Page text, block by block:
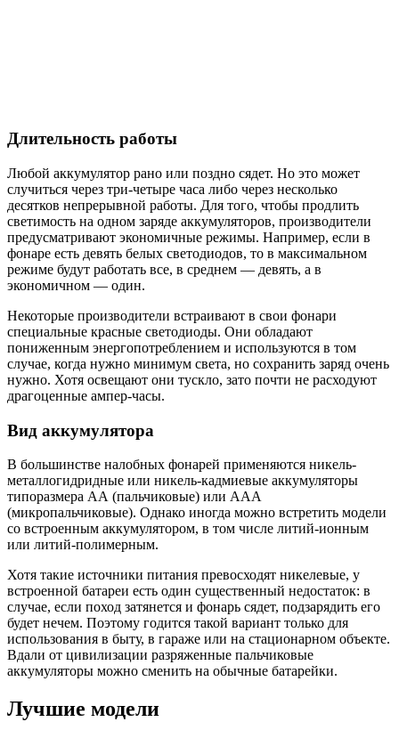
Длительность работы
Любой аккумулятор рано или поздно сядет. Но это может
случиться через три-четыре часа либо через несколько
десятков непрерывной работы. Для того, чтобы продлить
светимость на одном заряде аккумуляторов, производители
предусматривают экономичные режимы. Например, если в
фонаре есть девять белых светодиодов, то в максимальном
режиме будут работать все, в среднем — девять, а в
экономичном — один.
Некоторые производители встраивают в свои фонари
специальные красные светодиоды. Они обладают
пониженным энергопотреблением и используются в том
случае, когда нужно минимум света, но сохранить заряд очень
нужно. Хотя освещают они тускло, зато почти не расходуют
драгоценные ампер-часы.
Вид аккумулятора
В большинстве налобных фонарей применяются никель-
металлогидридные или никель-кадмиевые аккумуляторы
типоразмера АА (пальчиковые) или ААА
(микропальчиковые). Однако иногда можно встретить модели
со встроенным аккумулятором, в том числе литий-ионным
или литий-полимерным.
Хотя такие источники питания превосходят никелевые, у
встроенной батареи есть один существенный недостаток: в
случае, если поход затянется и фонарь сядет, подзарядить его
будет нечем. Поэтому годится такой вариант только для
использования в быту, в гараже или на стационарном объекте.
Вдали от цивилизации разряженные пальчиковые
аккумуляторы можно сменить на обычные батарейки.
Лучшие модели